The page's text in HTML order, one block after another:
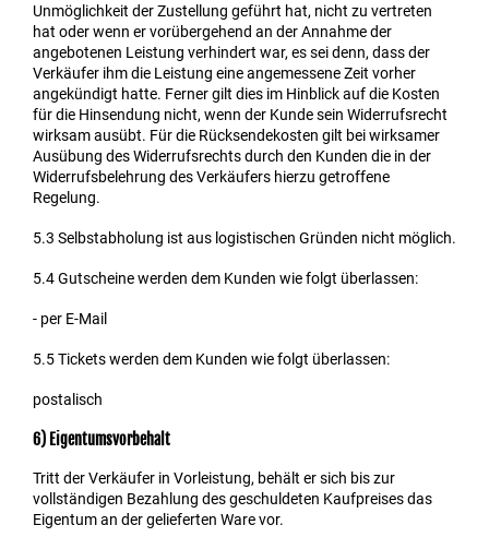
Unmöglichkeit der Zustellung geführt hat, nicht zu vertreten
hat oder wenn er vorübergehend an der Annahme der
angebotenen Leistung verhindert war, es sei denn, dass der
Verkäufer ihm die Leistung eine angemessene Zeit vorher
angekündigt hatte. Ferner gilt dies im Hinblick auf die Kosten
für die Hinsendung nicht, wenn der Kunde sein Widerrufsrecht
wirksam ausübt. Für die Rücksendekosten gilt bei wirksamer
Ausübung des Widerrufsrechts durch den Kunden die in der
Widerrufsbelehrung des Verkäufers hierzu getroffene
Regelung.
5.3 Selbstabholung ist aus logistischen Gründen nicht möglich.
5.4Gutscheine werden dem Kunden wie folgt überlassen:
- per E-Mail
5.5Tickets werden dem Kunden wie folgt überlassen:
postalisch
6) Eigentumsvorbehalt
Tritt der Verkäufer in Vorleistung, behält er sich bis zur
vollständigen Bezahlung des geschuldeten Kaufpreises das
Eigentum an der gelieferten Ware vor.